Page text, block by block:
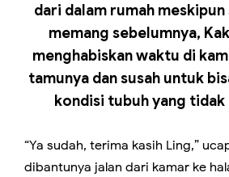
dari dalam rumah
memang sebelumnya,
menghabiskan waktu di
tamunya dan susah untuk
kondisi tubuh yang tidak
“Ya sudah, terima kasih Ling,”
dibantunya jalan dari kamar ke